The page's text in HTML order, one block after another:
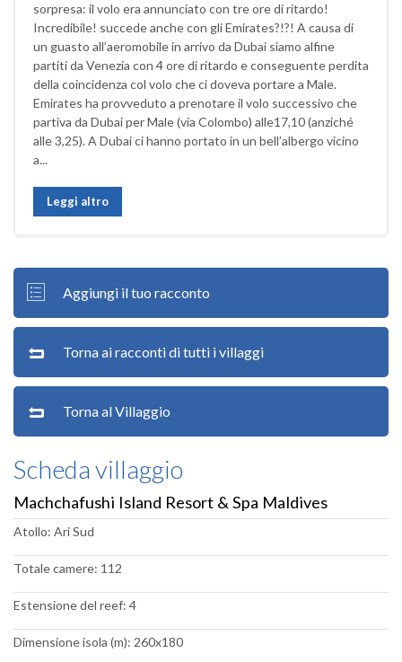
Aggiungi il tuo racconto
Torna ai racconti di tutti i villaggi
Torna al Villaggio
Scheda villaggio
Machchafushi Island Resort & Spa Maldives
Atollo: Ari Sud
Totale camere: 112
Estensione del reef: 4
Dimensione isola (m): 260x180
sorpresa: il volo era annunciato con tre ore di ritardo!
Incredibile! succede anche con gli Emirates?!?! A causa di
un guasto all’aeromobile in arrivo da Dubai siamo alfine
partiti da Venezia con 4 ore di ritardo e conseguente perdita
della coincidenza col volo che ci doveva portare a Male.
Emirates ha provveduto a prenotare il volo successivo che
partiva da Dubai per Male (via Colombo) alle17,10 (anziché
alle 3,25). A Dubai ci hanno portato in un bell’albergo vicino
a...
Leggi altro